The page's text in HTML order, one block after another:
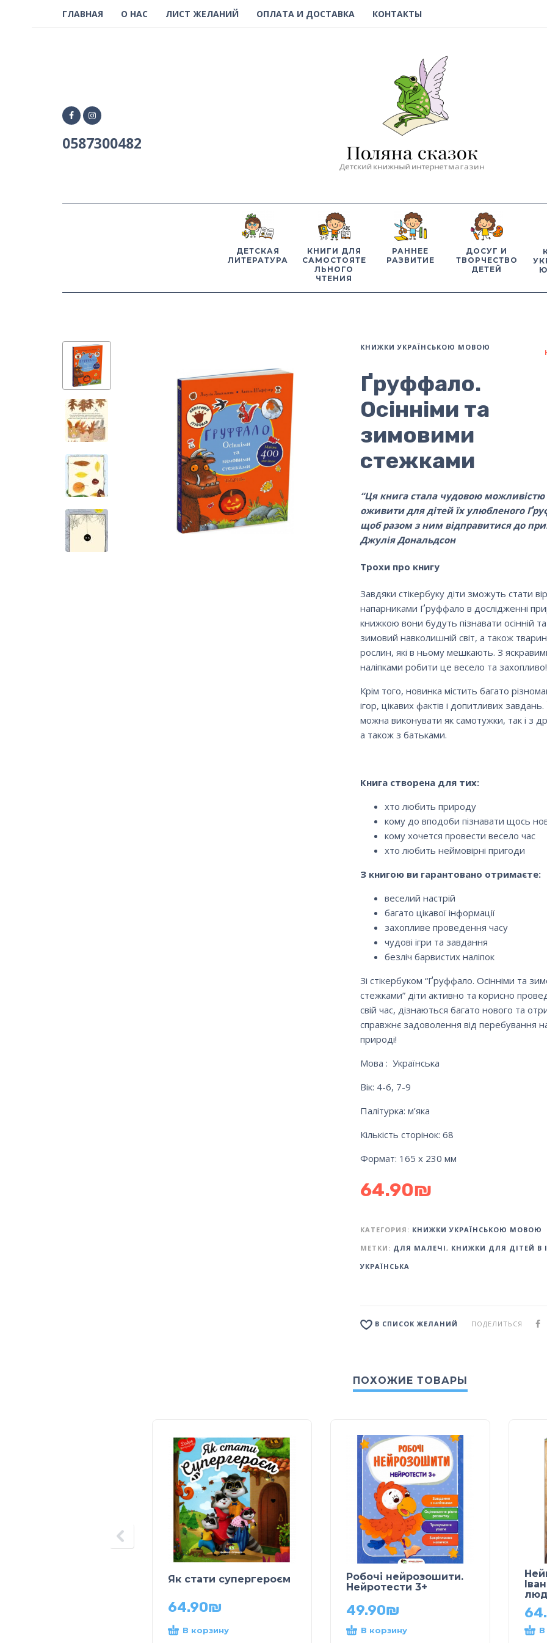
ГЛАВНАЯ О НАС ЛИСТ ЖЕЛАНИЙ ОПЛАТА И ДОСТАВКА КОНТАКТЫ
0587300482
ДЕТСКАЯ
ЛИТЕРАТУРА
КНИГИ ДЛЯ
САМОСТОЯТЕ
ЛЬНОГО
ЧТЕНИЯ
РАННЕЕ
РАЗВИТИЕ
ДОСУГ И
ТВОРЧЕСТВО
ДЕТЕЙ
КНИЖКИ УКРАЇНСЬКОЮ МОВОЮ
Ґруффало.
Осінніми та
зимовими
стежками
“Ця книга стала чудовою можливістю
оживити для дітей їх улюбленого
щоб разом з ним відправитися до
Джулія Дональдсон
Трохи про книгу
Завдяки стікербуку діти зможуть стати
напарниками Ґруффало в дослідженні
книжкою вони будуть пізнавати осінній та
зимовий навколишній світ, а також тварин
рослин, які в ньому мешкають. З
наліпками робити це весело та захопливо!
Крім того, новинка містить багато
ігор, цікавих фактів і допитливих завдань.
можна виконувати як самотужки, так і з
а також з батьками.
Книга створена для тих:
хто любить природу
кому до вподоби пізнавати щось
кому хочется провести весело час
хто любить неймовірні пригоди
З книгою ви гарантовано отримаєте:
веселий настрій
багато цікавої інформації
захопливе проведення часу
чудові ігри та завдання
безліч барвистих наліпок
Зі стікербуком “Ґруффало. Осінніми та
стежками” діти активно та корисно
свій час, дізнаються багато нового та
справжнє задоволення від перебування
природі!
Мова : Українська
Вік: 4-6, 7-9
Палітурка: м’яка
Кількість сторінок: 68
Формат: 165 х 230 мм
64.90₪
КАТЕГОРИЯ: КНИЖКИ УКРАЇНСЬКОЮ МОВОЮ
МЕТКИ: ДЛЯ МАЛЕЧІ, КНИЖКИ ДЛЯ ДІТЕЙ В
УКРАЇНСЬКА
В СПИСОК ЖЕЛАНИЙ ПОДЕЛИТЬСЯ
ПОХОЖИЕ ТОВАРЫ
Як стати супергероєм
64.90₪
В корзину
Робочі нейрозошити.
Нейротести 3+
49.90₪
В корзину В